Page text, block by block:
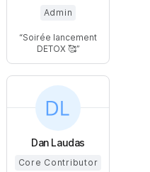
Admin
Soirée lancement
DETOX 🥰
Dan Laudas
Core Contributor